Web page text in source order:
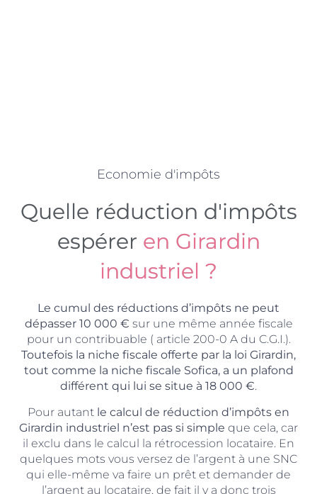
Economie d'impôts
Quelle réduction d'impôts
espérer en Girardin
industriel ?
Le cumul des réductions d’impôts ne peut
dépasser 10 000 € sur une même année fiscale
pour un contribuable ( article 200-0 A du C.G.I.).
Toutefois la niche fiscale offerte par la loi Girardin,
tout comme la niche fiscale Sofica, a un plafond
différent qui lui se situe à 18 000 €.
Pour autant le calcul de réduction d’impôts en
Girardin industriel n’est pas si simple que cela, car
il exclu dans le calcul la rétrocession locataire. En
quelques mots vous versez de l’argent à une SNC
qui elle-même va faire un prêt et demander de
l’argent au locataire, de fait il y a donc trois